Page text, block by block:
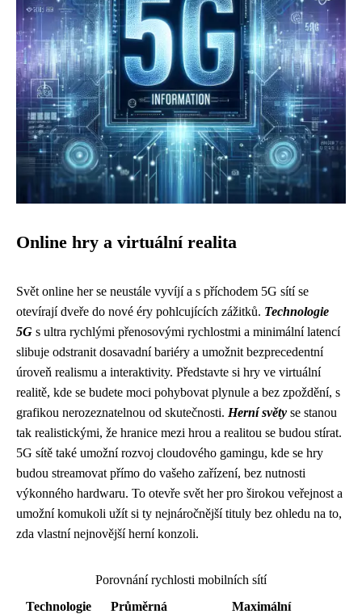
Online hry a virtuální realita
Svět online her se neustále vyvíjí a s příchodem 5G sítí se
otevírají dveře do nové éry pohlcujících zážitků. Technologie
5G s ultra rychlými přenosovými rychlostmi a minimální latencí
slibuje odstranit dosavadní bariéry a umožnit bezprecedentní
úroveň realismu a interaktivity. Představte si hry ve virtuální
realitě, kde se budete moci pohybovat plynule a bez zpoždění, s
grafikou nerozeznatelnou od skutečnosti. Herní světy se stanou
tak realistickými, že hranice mezi hrou a realitou se budou stírat.
5G sítě také umožní rozvoj cloudového gamingu, kde se hry
budou streamovat přímo do vašeho zařízení, bez nutnosti
výkonného hardwaru. To otevře svět her pro širokou veřejnost a
umožní komukoli užít si ty nejnáročnější tituly bez ohledu na to,
zda vlastní nejnovější herní konzoli.
Porovnání rychlosti mobilních sítí
Technologie
Průměrná
Maximální